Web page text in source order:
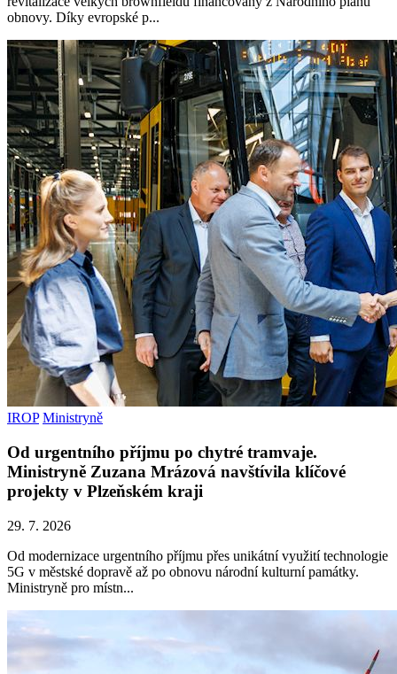
obnovy. Díky evropské p...
IROP Ministryně
Od urgentního příjmu po chytré tramvaje.
Ministryně Zuzana Mrázová navštívila klíčové
projekty v Plzeňském kraji
29. 7. 2026
Od modernizace urgentního příjmu přes unikátní využití technologie
5G v městské dopravě až po obnovu národní kulturní památky.
Ministryně pro místn...